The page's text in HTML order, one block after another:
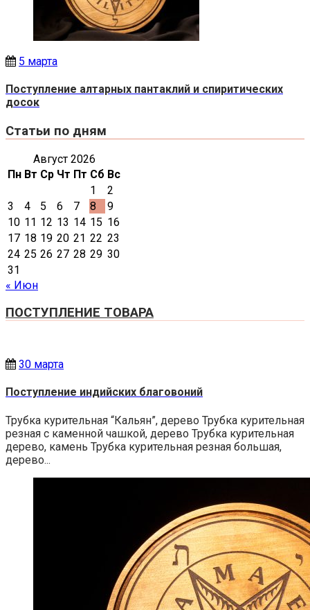
5 марта
Поступление алтарных пантаклий и спиритических
досок
Статьи по дням
Август 2026
Пн Вт Ср Чт Пт Сб Вс
1
2
3
4 5 6 7 8
9
10 11 12 13 14 15 16
17 18 19 20 21 22 23
24 25 26 27 28 29 30
31
« Июн
ПОСТУПЛЕНИЕ ТОВАРА
30 марта
Поступление индийских благовоний
Трубка курительная “Кальян”, дерево Трубка курительная
резная с каменной чашкой, дерево Трубка курительная
дерево, камень Трубка курительная резная большая,
дерево...